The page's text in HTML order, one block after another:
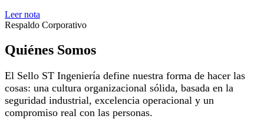
Leer nota
Respaldo Corporativo
Quiénes Somos
El Sello ST Ingeniería define nuestra forma de hacer las
cosas: una cultura organizacional sólida, basada en la
seguridad industrial, excelencia operacional y un
compromiso real con las personas.